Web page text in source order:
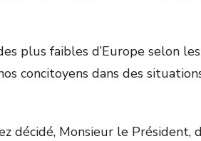
plus faibles d’Europe selon
concitoyens dans des
décidé, Monsieur le Président,